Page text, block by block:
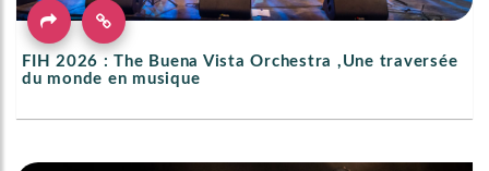
FIH 2026 : The Buena Vista Orchestra ,Une traversée
du monde en musique